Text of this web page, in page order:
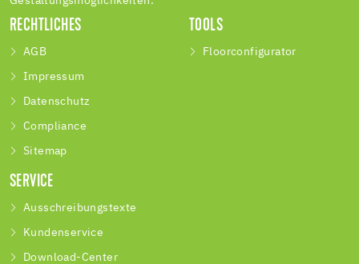
RECHTLICHES
AGB
Impressum
Datenschutz
Compliance
Sitemap
TOOLS
Floorconfigurator
SERVICE
Ausschreibungstexte
Kundenservice
Download-Center